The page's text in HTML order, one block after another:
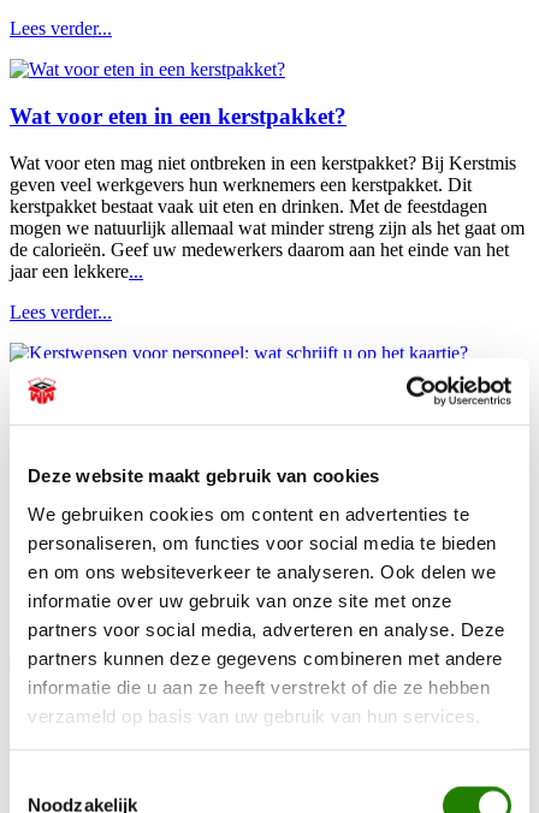
Deze website maakt gebruik van cookies
We gebruiken cookies om content en advertenties te
personaliseren, om functies voor social media te bieden
en om ons websiteverkeer te analyseren. Ook delen we
informatie over uw gebruik van onze site met onze
partners voor social media, adverteren en analyse. Deze
partners kunnen deze gegevens combineren met andere
informatie die u aan ze heeft verstrekt of die ze hebben
verzameld op basis van uw gebruik van hun services.
Noodzakelijk
Lees verder...
Wat voor eten in een kerstpakket?
Wat voor eten mag niet ontbreken in een kerstpakket? Bij Kerstmis
geven veel werkgevers hun werknemers een kerstpakket. Dit
kerstpakket bestaat vaak uit eten en drinken. Met de feestdagen
mogen we natuurlijk allemaal wat minder streng zijn als het gaat om
de calorieën. Geef uw medewerkers daarom aan het einde van het
jaar een lekkere...
Lees verder...
Kerstwensen voor personeel: wat schrijft u op het
kaartje?
Wat schrijft u bij een kerstpakket aan uw personeel? Kerst is een
werkgevers hun werknemers bedanken voor hun inzet van het
afgelopen jaar. Hiermee spreekt u waardering en vertrouwen uit.
Wilt u uw werknemers verrassen met een passend kerstpakket? Bij
Kerstpakketten WWG vindt u allerlei...
Lees verder...
De lekkerste bier kerstpakketten voor een smaakvol
Een smaakvol kerstcadeau voor uw collega's Bent u voor de kerst
nog op zoek nog op zoek naar aan goed een smaakvol cadeau voor